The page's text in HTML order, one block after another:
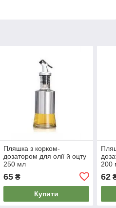
Пляшка з корком-
дозатором для олії й оцту
250 мл
65₴
Купити
200
62